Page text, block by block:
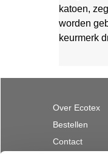
katoen,
worden
keurmerk
Over Ecotex
Bestellen
Contact